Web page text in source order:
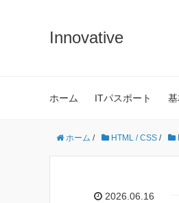
Innovative
ホーム ITパスポート
ホーム / HTML / CSS /
2026.06.16